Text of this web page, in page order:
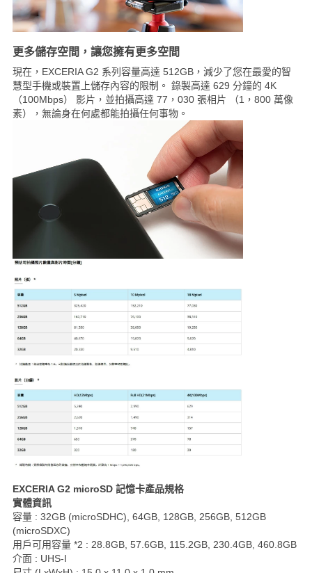
更多儲存空間，讓您擁有更多空間
現在，EXCERIA G2 系列容量高達 512GB，減少了您在最愛的智
慧型手機或裝置上儲存內容的限制。 錄製高達 629 分鐘的 4K
（100Mbps） 影片，並拍攝高達 77，030 張相片 （1，800 萬像
素），無論身在何處都能拍攝任何事物。
EXCERIA G2 microSD 記憶卡產品規格
實體資訊
容量 : 32GB (microSDHC), 64GB, 128GB, 256GB, 512GB
(microSDXC)
用戶可用容量 *2 : 28.8GB, 57.6GB, 115.2GB, 230.4GB, 460.8GB
介面 : UHS-I